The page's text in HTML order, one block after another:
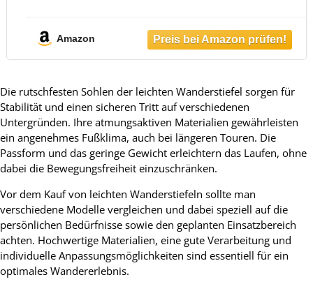
Amazon
Die rutschfesten Sohlen der leichten Wanderstiefel sorgen für
Stabilität und einen sicheren Tritt auf verschiedenen
Untergründen. Ihre atmungsaktiven Materialien gewährleisten
ein angenehmes Fußklima, auch bei längeren Touren. Die
Passform und das geringe Gewicht erleichtern das Laufen, ohne
dabei die Bewegungsfreiheit einzuschränken.
Vor dem Kauf von leichten Wanderstiefeln sollte man
verschiedene Modelle vergleichen und dabei speziell auf die
persönlichen Bedürfnisse sowie den geplanten Einsatzbereich
achten. Hochwertige Materialien, eine gute Verarbeitung und
individuelle Anpassungsmöglichkeiten sind essentiell für ein
optimales Wandererlebnis.